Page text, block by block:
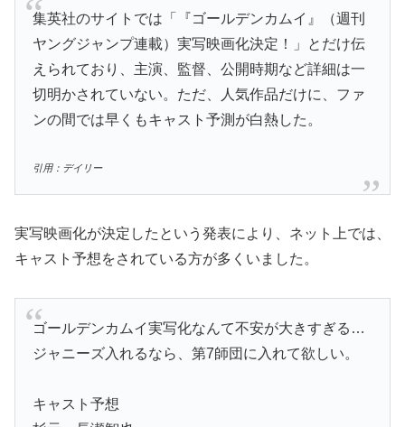
集英社のサイトでは「『ゴールデンカムイ』（週刊
ヤングジャンプ連載）実写映画化決定！」とだけ伝
えられており、主演、監督、公開時期など詳細は一
切明かされていない。ただ、人気作品だけに、ファ
ンの間では早くもキャスト予測が白熱した。
引用：デイリー
実写映画化が決定したという発表により、ネット上では、
キャスト予想をされている方が多くいました。
ゴールデンカムイ実写化なんて不安が大きすぎる…
ジャニーズ入れるなら、第7師団に入れて欲しい。
キャスト予想